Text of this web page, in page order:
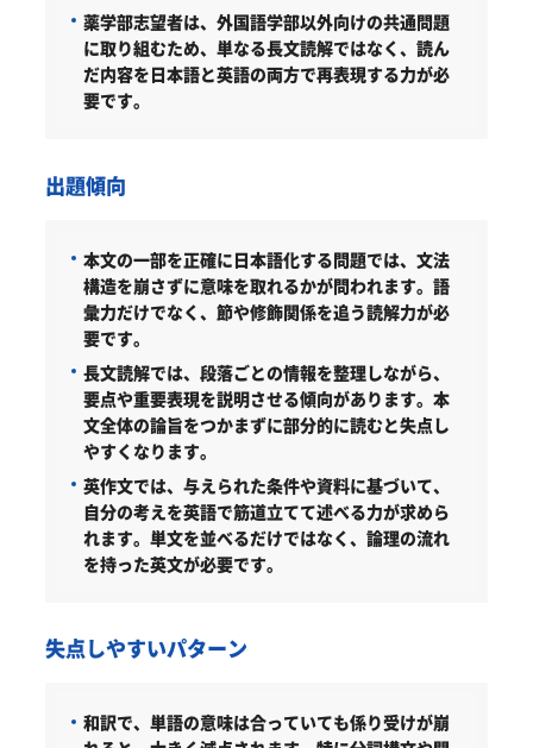
薬学部志望者は、外国語学部以外向けの共通問題
に取り組むため、単なる長文読解ではなく、読ん
だ内容を日本語と英語の両方で再表現する力が必
要です。
出題傾向
本文の一部を正確に日本語化する問題では、文法
構造を崩さずに意味を取れるかが問われます。語
彙力だけでなく、節や修飾関係を追う読解力が必
要です。
長文読解では、段落ごとの情報を整理しながら、
要点や重要表現を説明させる傾向があります。本
文全体の論旨をつかまずに部分的に読むと失点し
やすくなります。
英作文では、与えられた条件や資料に基づいて、
自分の考えを英語で筋道立てて述べる力が求めら
れます。単文を並べるだけではなく、論理の流れ
を持った英文が必要です。
失点しやすいパターン
和訳で、単語の意味は合っていても係り受けが崩